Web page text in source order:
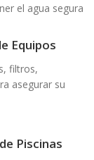
el agua segura
Equipos
filtros,
asegurar su
Piscinas